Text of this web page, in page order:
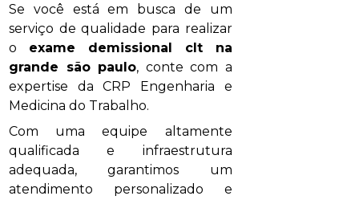
Se você está em busca de um
serviço de qualidade para realizar
o exame demissional clt na
grande são paulo, conte com a
expertise da CRP Engenharia e
Medicina do Trabalho.
Com uma equipe altamente
qualificada e infraestrutura
adequada, garantimos um
atendimento personalizado e